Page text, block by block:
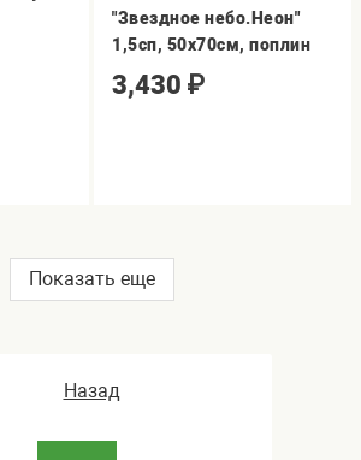
"Звездное небо.Неон"
1,5сп, 50х70см, поплин
3,430 ₽
Показать еще
Назад